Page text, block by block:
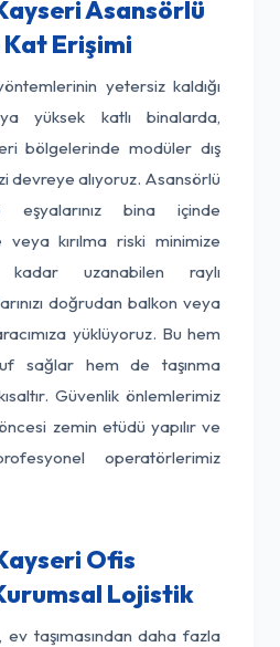
Asansörlü
Erişimi
yetersiz kaldığı
yüksek katlı binalarda,
bölgelerinde modüler dış
devreye alıyoruz. Asansörlü
eşyalarınız bina içinde
veya kırılma riski minimize
uzanabilen raylı
doğrudan balkon veya
yüklüyoruz. Bu hem
sağlar hem de taşınma
Güvenlik önlemlerimiz
zemin etüdü yapılır ve
operatörlerimiz
Ofis
Lojistik
ev taşımasından daha fazla